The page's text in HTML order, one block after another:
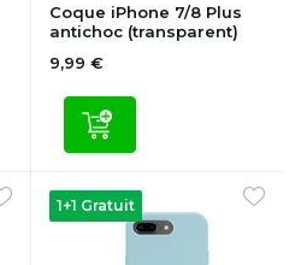
Coque iPhone 7/8 Plus
antichoc (transparent)
9,99 €
1+1 Gratuit